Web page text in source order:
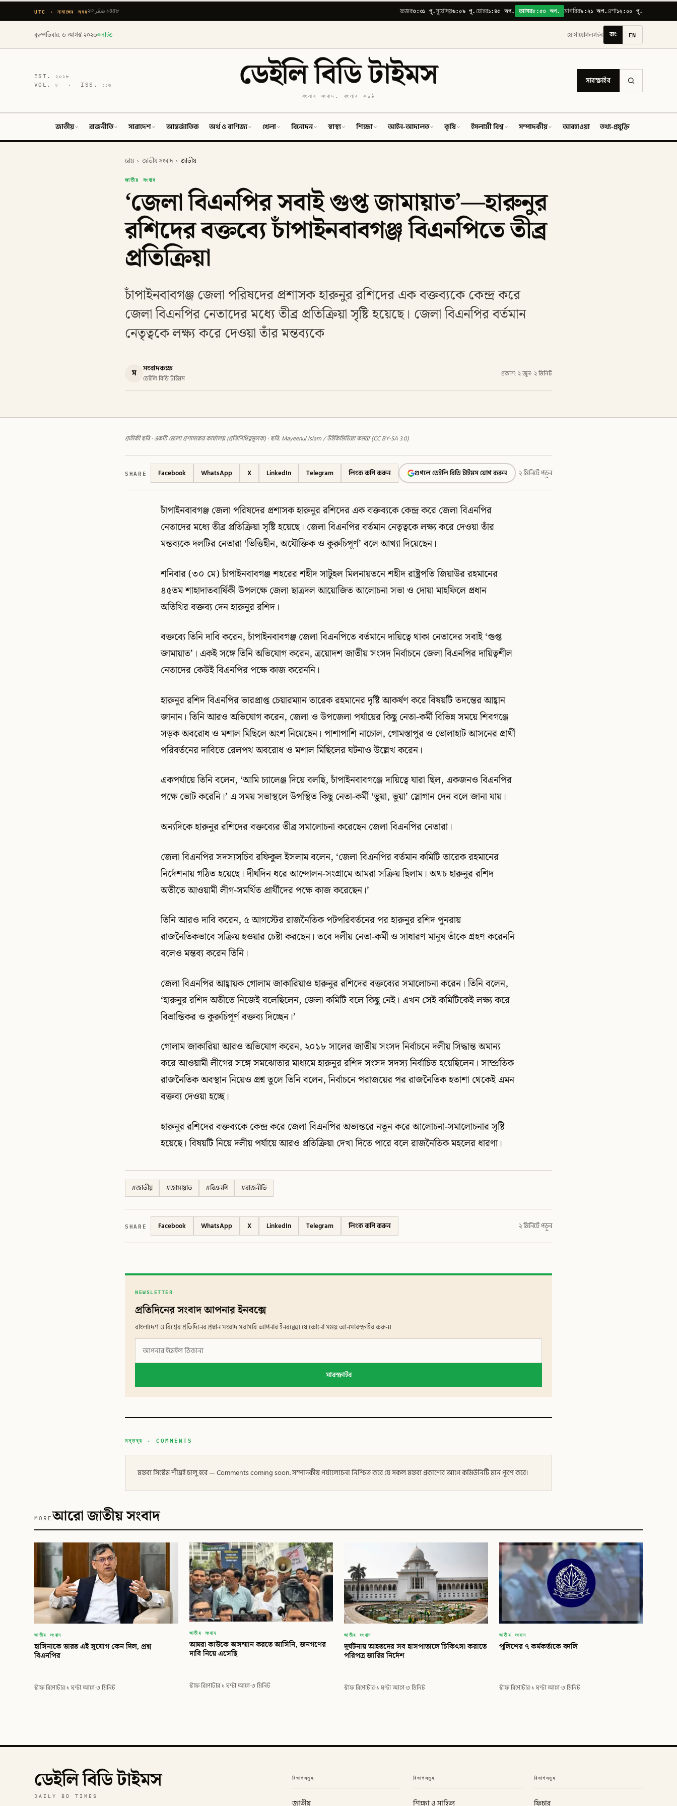
UTC · নামাজের সময় ২৩ صَفَر ১৪৪৮ ফজর৩:৩১ পূ.সূর্যোদয়৬:০৯ পূ.যোহর১:৪৫ অপ. আসর৫:৫৩ অপ. মাগরিব৯:২১ অপ.এশা১২:০০ পূ.
বৃহস্পতিবার, ৬ আগস্ট ২০২৬ লাইভ যোগাযোগলগইন বাং EN
EST.২০১৮
VOL.৮ · ISS. ১১৬ ডেইলি বিডি টাইমস
বাংলার সংবাদ, বাংলার কণ্ঠ
সাবস্ক্রাইব
জাতীয় রাজনীতি সারাদেশ আন্তর্জাতিক অর্থ ও বাণিজ্য খেলা বিনোদন স্বাস্থ্য শিক্ষা আইন-আদালত কৃষি ইসলামী বিশ্ব সম্পাদকীয় আবহাওয়া তথ্য-প্রযুক্তি
হোম › জাতীয় সংবাদ › জাতীয়
জাতীয় সংবাদ
‘জেলা বিএনপির সবাই গুপ্ত জামায়াত’—হারুনুর
রশিদের বক্তব্যে চাঁপাইনবাবগঞ্জ বিএনপিতে তীব্র
প্রতিক্রিয়া
চাঁপাইনবাবগঞ্জ জেলা পরিষদের প্রশাসক হারুনুর রশিদের এক বক্তব্যকে কেন্দ্র করে
জেলা বিএনপির নেতাদের মধ্যে তীব্র প্রতিক্রিয়া সৃষ্টি হয়েছে। জেলা বিএনপির বর্তমান
নেতৃত্বকে লক্ষ্য করে দেওয়া তাঁর মন্তব্যকে
স সংবাদকক্ষ
ডেইলি বিডি টাইমস
প্রকাশ: ২ জুন· ২ মিনিট
প্রতীকী ছবি · একটি জেলা প্রশাসকের কার্যালয় (প্রতিনিধিত্বমূলক) · ছবি: Mayeenul Islam / উইকিমিডিয়া কমন্স (CC BY-SA 3.0)
SHARE Facebook WhatsApp X LinkedIn Telegram লিংক কপি করুন গুগলে ডেইলি বিডি টাইমস যোগ করুন ২ মিনিটে পড়ুন
চাঁপাইনবাবগঞ্জ জেলা পরিষদের প্রশাসক হারুনুর রশিদের এক বক্তব্যকে কেন্দ্র করে জেলা বিএনপির
নেতাদের মধ্যে তীব্র প্রতিক্রিয়া সৃষ্টি হয়েছে। জেলা বিএনপির বর্তমান নেতৃত্বকে লক্ষ্য করে দেওয়া তাঁর
মন্তব্যকে দলটির নেতারা ‘ভিত্তিহীন, অযৌক্তিক ও কুরুচিপূর্ণ’ বলে আখ্যা দিয়েছেন।
শনিবার (৩০ মে) চাঁপাইনবাবগঞ্জ শহরের শহীদ সাটুহল মিলনায়তনে শহীদ রাষ্ট্রপতি জিয়াউর রহমানের
৪৫তম শাহাদাতবার্ষিকী উপলক্ষে জেলা ছাত্রদল আয়োজিত আলোচনা সভা ও দোয়া মাহফিলে প্রধান
অতিথির বক্তব্য দেন হারুনুর রশিদ।
বক্তব্যে তিনি দাবি করেন, চাঁপাইনবাবগঞ্জ জেলা বিএনপিতে বর্তমানে দায়িত্বে থাকা নেতাদের সবাই ‘গুপ্ত
জামায়াত’। একই সঙ্গে তিনি অভিযোগ করেন, ত্রয়োদশ জাতীয় সংসদ নির্বাচনে জেলা বিএনপির দায়িত্বশীল
নেতাদের কেউই বিএনপির পক্ষে কাজ করেননি।
হারুনুর রশিদ বিএনপির ভারপ্রাপ্ত চেয়ারম্যান তারেক রহমানের দৃষ্টি আকর্ষণ করে বিষয়টি তদন্তের আহ্বান
জানান। তিনি আরও অভিযোগ করেন, জেলা ও উপজেলা পর্যায়ের কিছু নেতা-কর্মী বিভিন্ন সময়ে শিবগঞ্জে
সড়ক অবরোধ ও মশাল মিছিলে অংশ নিয়েছেন। পাশাপাশি নাচোল, গোমস্তাপুর ও ভোলাহাট আসনের প্রার্থী
পরিবর্তনের দাবিতে রেলপথ অবরোধ ও মশাল মিছিলের ঘটনাও উল্লেখ করেন।
একপর্যায়ে তিনি বলেন, ‘আমি চ্যালেঞ্জ দিয়ে বলছি, চাঁপাইনবাবগঞ্জে দায়িত্বে যারা ছিল, একজনও বিএনপির
পক্ষে ভোট করেনি।’ এ সময় সভাস্থলে উপস্থিত কিছু নেতা-কর্মী ‘ভুয়া, ভুয়া’ স্লোগান দেন বলে জানা যায়।
অন্যদিকে হারুনুর রশিদের বক্তব্যের তীব্র সমালোচনা করেছেন জেলা বিএনপির নেতারা।
জেলা বিএনপির সদস্যসচিব রফিকুল ইসলাম বলেন, ‘জেলা বিএনপির বর্তমান কমিটি তারেক রহমানের
নির্দেশনায় গঠিত হয়েছে। দীর্ঘদিন ধরে আন্দোলন-সংগ্রামে আমরা সক্রিয় ছিলাম। অথচ হারুনুর রশিদ
অতীতে আওয়ামী লীগ-সমর্থিত প্রার্থীদের পক্ষে কাজ করেছেন।’
তিনি আরও দাবি করেন, ৫ আগস্টের রাজনৈতিক পটপরিবর্তনের পর হারুনুর রশিদ পুনরায়
রাজনৈতিকভাবে সক্রিয় হওয়ার চেষ্টা করছেন। তবে দলীয় নেতা-কর্মী ও সাধারণ মানুষ তাঁকে গ্রহণ করেননি
বলেও মন্তব্য করেন তিনি।
জেলা বিএনপির আহ্বায়ক গোলাম জাকারিয়াও হারুনুর রশিদের বক্তব্যের সমালোচনা করেন। তিনি বলেন,
‘হারুনুর রশিদ অতীতে নিজেই বলেছিলেন, জেলা কমিটি বলে কিছু নেই। এখন সেই কমিটিকেই লক্ষ্য করে
বিভ্রান্তিকর ও কুরুচিপূর্ণ বক্তব্য দিচ্ছেন।’
গোলাম জাকারিয়া আরও অভিযোগ করেন, ২০১৮ সালের জাতীয় সংসদ নির্বাচনে দলীয় সিদ্ধান্ত অমান্য
করে আওয়ামী লীগের সঙ্গে সমঝোতার মাধ্যমে হারুনুর রশিদ সংসদ সদস্য নির্বাচিত হয়েছিলেন। সাম্প্রতিক
রাজনৈতিক অবস্থান নিয়েও প্রশ্ন তুলে তিনি বলেন, নির্বাচনে পরাজয়ের পর রাজনৈতিক হতাশা থেকেই এমন
বক্তব্য দেওয়া হচ্ছে।
হারুনুর রশিদের বক্তব্যকে কেন্দ্র করে জেলা বিএনপির অভ্যন্তরে নতুন করে আলোচনা-সমালোচনার সৃষ্টি
হয়েছে। বিষয়টি নিয়ে দলীয় পর্যায়ে আরও প্রতিক্রিয়া দেখা দিতে পারে বলে রাজনৈতিক মহলের ধারণা।
#জাতীয় #জামায়াত #বিএনপি #রাজনীতি
SHARE Facebook WhatsApp X LinkedIn Telegram লিংক কপি করুন ২ মিনিটে পড়ুন
NEWSLETTER
প্রতিদিনের সংবাদ আপনার ইনবক্সে
বাংলাদেশ ও বিশ্বের প্রতিদিনের প্রধান সংবাদ সরাসরি আপনার ইনবক্সে। যে কোনো সময় আনসাবস্ক্রাইব করুন।
সাবস্ক্রাইব
মন্তব্য · COMMENTS
মন্তব্য সিস্টেম শীঘ্রই চালু হবে — Comments coming soon. সম্পাদকীয় পর্যালোচনা নিশ্চিত করে যে সকল মন্তব্য প্রকাশের আগে কমিউনিটি মান পূরণ করে।
MOREআরো জাতীয় সংবাদ
জাতীয় সংবাদ
হাসিনাকে ভারত এই সুযোগ কেন দিল, প্রশ্ন
বিএনপির
স্টাফ রিপোর্টার·১ ঘণ্টা আগে·৩ মিনিট
জাতীয় সংবাদ
আমরা কাউকে অসম্মান করতে আসিনি, জনগণের
দাবি নিয়ে এসেছি
স্টাফ রিপোর্টার·১ ঘণ্টা আগে·৩ মিনিট
জাতীয় সংবাদ
দুর্ঘটনায় আহতদের সব হাসপাতালে চিকিৎসা করাতে
পরিপত্র জারির নির্দেশ
স্টাফ রিপোর্টার·১ ঘণ্টা আগে·৩ মিনিট
জাতীয় সংবাদ
পুলিশের ৭ কর্মকর্তাকে বদলি
স্টাফ রিপোর্টার·১ ঘণ্টা আগে·৩ মিনিট
ডেইলি বিডি টাইমস
DAILY BD TIMES
বিভাগসমূহ
জাতীয়
বিভাগসমূহ
শিক্ষা ও সাহিত্য
বিভাগসমূহ
ফিচার